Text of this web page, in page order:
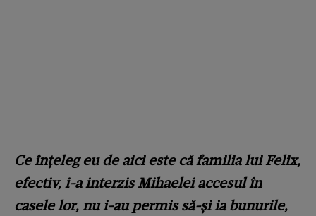
Ce înțeleg eu de aici este că familia lui Felix,
efectiv, i-a interzis Mihaelei accesul în
casele lor, nu i-au permis să-și ia bunurile,